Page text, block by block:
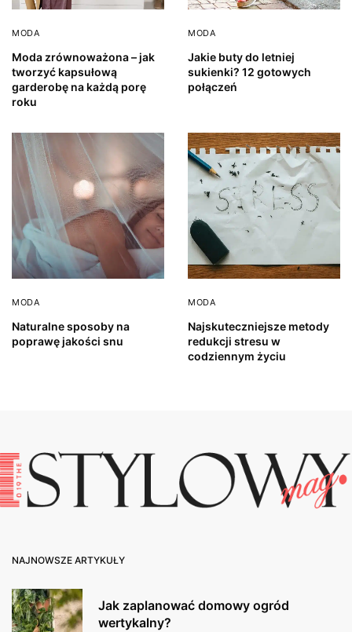
MODA
Moda zrównoważona – jak
tworzyć kapsułową
garderobę na każdą porę
roku
MODA
Jakie buty do letniej
sukienki? 12 gotowych
połączeń
MODA
Naturalne sposoby na
poprawę jakości snu
MODA
Najskuteczniejsze metody
redukcji stresu w
codziennym życiu
NAJNOWSZE ARTYKUŁY
Jak zaplanować domowy ogród
wertykalny?